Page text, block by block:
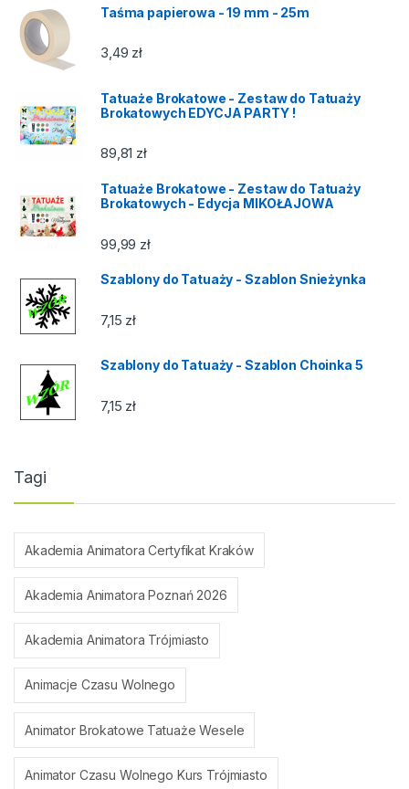
Taśma papierowa - 19 mm - 25m
3,49 zł
Tatuaże Brokatowe - Zestaw do Tatuaży
Brokatowych EDYCJA PARTY !
89,81 zł
Tatuaże Brokatowe - Zestaw do Tatuaży
Brokatowych - Edycja MIKOŁAJOWA
99,99 zł
Szablony do Tatuaży - Szablon Snieżynka
7,15 zł
Szablony do Tatuaży - Szablon Choinka 5
7,15 zł
Tagi
Akademia Animatora Certyfikat Kraków
Akademia Animatora Poznań 2026
Akademia Animatora Trójmiasto
Animacje Czasu Wolnego
Animator Brokatowe Tatuaże Wesele
Animator Czasu Wolnego Kurs Trójmiasto